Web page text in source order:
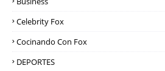
Celebrity Fox
Cocinando Con Fox
DEPORTES